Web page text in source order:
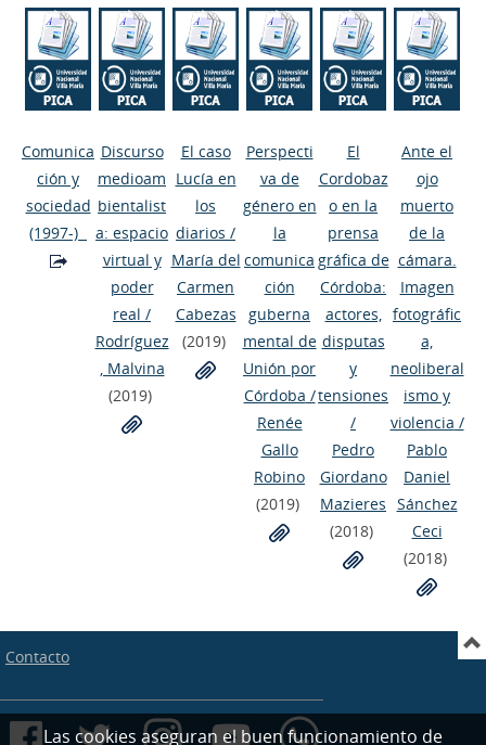
Comunica
ción y
sociedad
(1997-)
Discurso
medioam
bientalist
a: espacio
virtual y
poder
real /
Rodríguez
, Malvina
(2019)
El caso
Lucía en
los
diarios /
María del
Carmen
Cabezas
(2019)
Perspecti
va de
género en
la
comunica
ción
guberna
mental de
Unión por
Córdoba /
Renée
Gallo
Robino
(2019)
El
Cordobaz
o en la
prensa
gráfica de
Córdoba:
actores,
disputas
y
tensiones
/
Pedro
Giordano
Mazieres
(2018)
Ante el
ojo
muerto
de la
cámara.
Imagen
fotográfic
a,
neoliberal
ismo y
violencia /
Pablo
Daniel
Sánchez
Ceci
(2018)
Contacto
Las cookies aseguran el buen funcionamiento de